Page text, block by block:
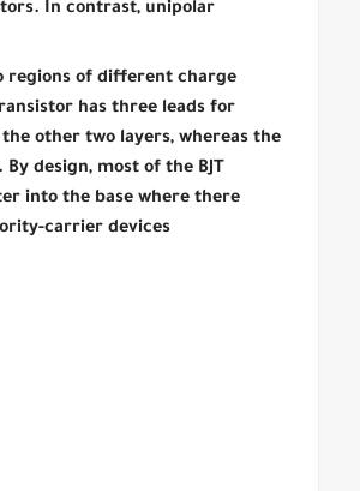
In contrast, unipolar
regions of different charge
has three leads for
other two layers, whereas the
design, most of the BJT
into the base where there
carrier devices.